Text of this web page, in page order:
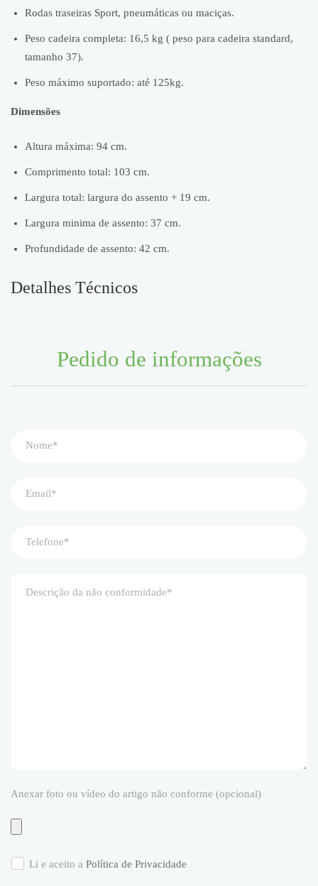
Rodas traseiras Sport, pneumáticas ou maciças.
Peso cadeira completa: 16,5 kg ( peso para cadeira standard,
tamanho 37).
Peso máximo suportado: até 125kg.
Dimensões
Altura máxima: 94 cm.
Comprimento total: 103 cm.
Largura total: largura do assento + 19 cm.
Largura minima de assento: 37 cm.
Profundidade de assento: 42 cm.
Detalhes Técnicos
Pedido de informações
Anexar foto ou vídeo do artigo não conforme (opcional)
Li e aceito a Política de Privacidade